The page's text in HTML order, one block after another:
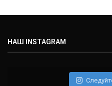
НАШ INSTAGRAM